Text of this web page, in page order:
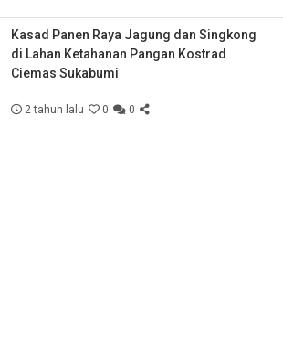
Kasad Panen Raya Jagung dan Singkong
di Lahan Ketahanan Pangan Kostrad
Ciemas Sukabumi
2 tahun lalu 0 0